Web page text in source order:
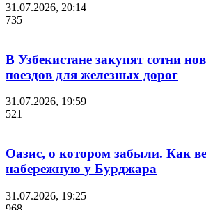
31.07.2026, 20:14
735
В Узбекистане закупят сотни
поездов для железных дорог
31.07.2026, 19:59
521
Оазис, о котором забыли. Как
набережную у Бурджара
31.07.2026, 19:25